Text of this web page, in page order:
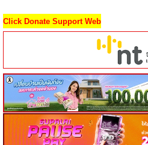
Click Donate Support Web